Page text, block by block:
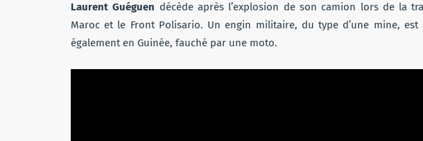
Laurent Guéguen décède après l’explosion de son camion lors de la
Maroc et le Front Polisario. Un engin militaire, du type d’une mine,
également en Guinée, fauché par une moto.